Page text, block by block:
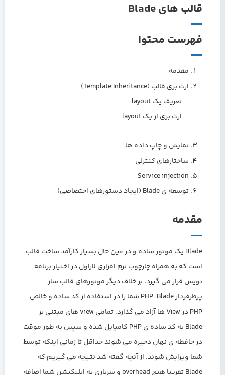
قالب های Blade
فهرست محتوا
مقدمه
ارث بری قالب (Template Inheritance)
تعریف یک layout
ارث بری از یک layout
نمایش و چاپ داده ها
ساختارهای کنترلی
Service injection
توسعه ی Blade (ایجاد دستورهای اختصاصی)
مقدمه
Blade یک موتور ساده و در عین حال بسیار کارآمد ساخت قالب
است که به همراه چارچوب نرم افزاری لاراول در اختیار برنامه
نویس قرار می گیرد. بر خلاف دیگر موتورهای قالب ساز
پرطرفردار PHP، Blade شما را در استفاده از کد ساده و خالص
PHP در View ها آزاد می گذارد. تمامی view های مبتنی بر
Blade به کد ساده ی PHP کامپایل شده و سپس به طور موقت
در حافظه ی نهان ذخیره می شوند حداقل تا زمانی اینکه توسط
شما ویرایش شوند. از آنچه گفته شد نتیجه می گیریم که
Blade تقریبا هیچ overhead و سرباری به اپلیکیشن شما اضافه